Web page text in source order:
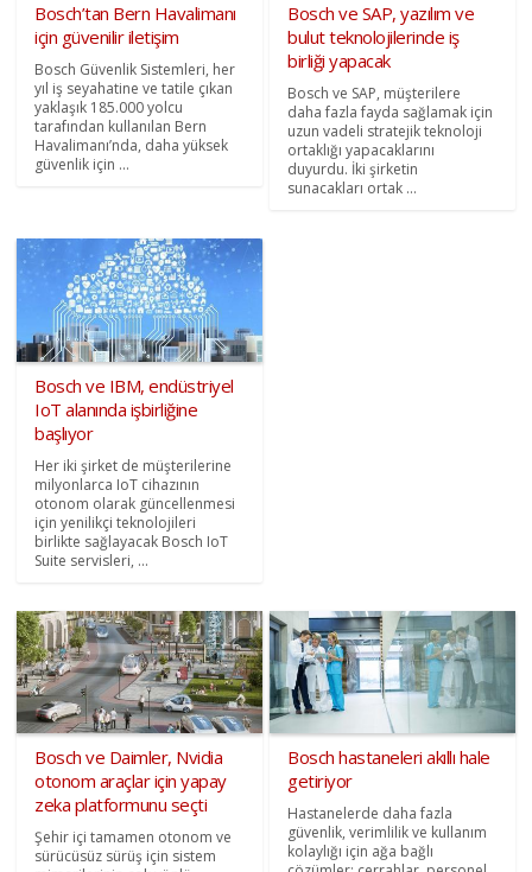
Bosch’tan Bern Havalimanı
için güvenilir iletişim
Bosch Güvenlik Sistemleri, her
yıl iş seyahatine ve tatile çıkan
yaklaşık 185.000 yolcu
tarafından kullanılan Bern
Havalimanı’nda, daha yüksek
güvenlik için ...
Bosch ve SAP, yazılım ve
bulut teknolojilerinde iş
birliği yapacak
Bosch ve SAP, müşterilere
daha fazla fayda sağlamak için
uzun vadeli stratejik teknoloji
ortaklığı yapacaklarını
duyurdu. İki şirketin
sunacakları ortak ...
Bosch ve IBM, endüstriyel
IoT alanında işbirliğine
başlıyor
Her iki şirket de müşterilerine
milyonlarca IoT cihazının
otonom olarak güncellenmesi
için yenilikçi teknolojileri
birlikte sağlayacak Bosch IoT
Suite servisleri, ...
Bosch ve Daimler, Nvidia
otonom araçlar için yapay
zeka platformunu seçti
Şehir içi tamamen otonom ve
sürücüsüz sürüş için sistem
Bosch hastaneleri akıllı hale
getiriyor
Hastanelerde daha fazla
güvenlik, verimlilik ve kullanım
kolaylığı için ağa bağlı